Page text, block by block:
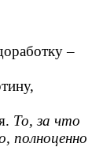
–
То, за что
полноценно